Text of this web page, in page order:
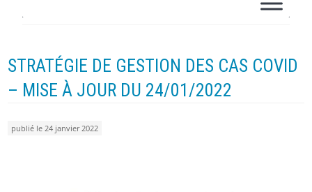
STRATÉGIE DE GESTION DES CAS COVID
– MISE À JOUR DU 24/01/2022
publié le 24 janvier 2022